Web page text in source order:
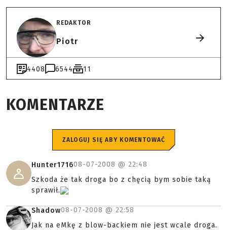
REDAKTOR
Piotr
4408 6544 11
KOMENTARZE
ZALOGUJ SIĘ ABY KOMENTOWAĆ
Hunter171608-07-2008 @ 22:48
Szkoda że tak droga bo z chęcią bym sobie taką
sprawił.
Shadow08-07-2008 @ 22:58
Jak na eMkę z blow-backiem nie jest wcale droga.